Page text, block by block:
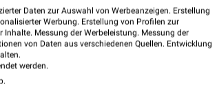
Daten zur Auswahl von Werbeanzeigen. Erstellung
Werbung. Erstellung von Profilen zur
Messung der Werbeleistung. Messung der
von Daten aus verschiedenen Quellen. Entwicklung
werden.